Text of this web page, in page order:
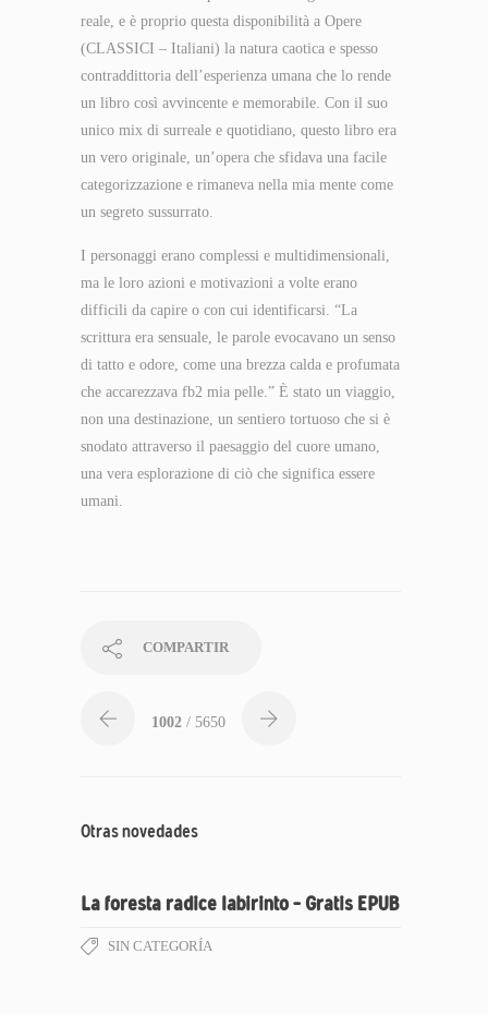
reale, e è proprio questa disponibilità a Opere
(CLASSICI – Italiani) la natura caotica e spesso
contraddittoria dell’esperienza umana che lo rende
un libro così avvincente e memorabile. Con il suo
unico mix di surreale e quotidiano, questo libro era
un vero originale, un’opera che sfidava una facile
categorizzazione e rimaneva nella mia mente come
un segreto sussurrato.
I personaggi erano complessi e multidimensionali,
ma le loro azioni e motivazioni a volte erano
difficili da capire o con cui identificarsi. “La
scrittura era sensuale, le parole evocavano un senso
di tatto e odore, come una brezza calda e profumata
che accarezzava fb2 mia pelle.” È stato un viaggio,
non una destinazione, un sentiero tortuoso che si è
snodato attraverso il paesaggio del cuore umano,
una vera esplorazione di ciò che significa essere
umani.
COMPARTIR
1002 / 5650
Otras novedades
La foresta radice labirinto – Gratis EPUB
SIN CATEGORÍA